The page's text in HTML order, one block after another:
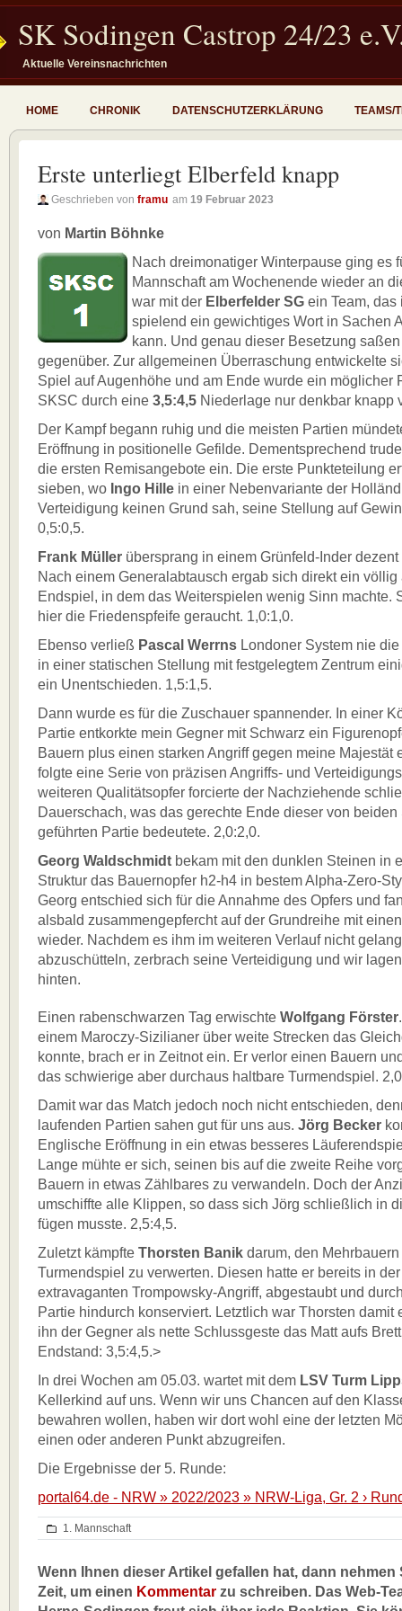
SK Sodingen Castrop 24/23
Aktuelle Vereinsnachrichten
HOME CHRONIK DATENSCHUTZERKLÄRUNG TEAMS/
Erste unterliegt Elberfeld knapp
Geschrieben von framu am 19 Februar 2023
von Martin Böhnke
Nach dreimonatiger Winterpause ging es
Mannschaft am Wochenende wieder an
war mit der Elberfelder SG ein Team,
spielend ein gewichtiges Wort in Sachen
kann. Und genau dieser Besetzung
gegenüber. Zur allgemeinen Überraschung entwickelte
Spiel auf Augenhöhe und am Ende wurde ein möglicher
SKSC durch eine 3,5:4,5 Niederlage nur denkbar knapp
Der Kampf begann ruhig und die meisten Partien
Eröffnung in positionelle Gefilde. Dementsprechend
die ersten Remisangebote ein. Die erste Punkteteilung
sieben, wo Ingo Hille in einer Nebenvariante der
Verteidigung keinen Grund sah, seine Stellung auf
0,5:0,5.
Frank Müller übersprang in einem Grünfeld-Inder
Nach einem Generalabtausch ergab sich direkt ein
Endspiel, in dem das Weiterspielen wenig Sinn machte.
hier die Friedenspfeife geraucht. 1,0:1,0.
Ebenso verließ Pascal Werrns Londoner System nie
in einer statischen Stellung mit festgelegtem Zentrum
ein Unentschieden. 1,5:1,5.
Dann wurde es für die Zuschauer spannender. In einer
Partie entkorkte mein Gegner mit Schwarz ein
Bauern plus einen starken Angriff gegen meine Majestät
folgte eine Serie von präzisen Angriffs- und
weiteren Qualitätsopfer forcierte der Nachziehende
Dauerschach, was das gerechte Ende dieser von beiden
geführten Partie bedeutete. 2,0:2,0.
Georg Waldschmidt bekam mit den dunklen Steinen in
Struktur das Bauernopfer h2-h4 in bestem Alpha-Zero-
Georg entschied sich für die Annahme des Opfers und
alsbald zusammengepfercht auf der Grundreihe mit
wieder. Nachdem es ihm im weiteren Verlauf nicht
abzuschütteln, zerbrach seine Verteidigung und wir
hinten.
Einen rabenschwarzen Tag erwischte Wolfgang Förster
einem Maroczy-Sizilianer über weite Strecken das
konnte, brach er in Zeitnot ein. Er verlor einen Bauern
das schwierige aber durchaus haltbare Turmendspiel.
Damit war das Match jedoch noch nicht entschieden,
laufenden Partien sahen gut für uns aus. Jörg Becker
Englische Eröffnung in ein etwas besseres
Lange mühte er sich, seinen bis auf die zweite Reihe
Bauern in etwas Zählbares zu verwandeln. Doch der
umschiffte alle Klippen, so dass sich Jörg schließlich in
fügen musste. 2,5:4,5.
Zuletzt kämpfte Thorsten Banik darum, den
Turmendspiel zu verwerten. Diesen hatte er bereits in
extravaganten Trompowsky-Angriff, abgestaubt und
Partie hindurch konserviert. Letztlich war Thorsten damit
ihn der Gegner als nette Schlussgeste das Matt aufs
Endstand: 3,5:4,5.>
In drei Wochen am 05.03. wartet mit dem LSV Turm
Kellerkind auf uns. Wenn wir uns Chancen auf den
bewahren wollen, haben wir dort wohl eine der letzten
einen oder anderen Punkt abzugreifen.
Die Ergebnisse der 5. Runde:
portal64.de - NRW » 2022/2023 » NRW-Liga, Gr. 2 ›
1. Mannschaft
Wenn Ihnen dieser Artikel gefallen hat, dann nehmen
Zeit, um einen Kommentar zu schreiben. Das Web-